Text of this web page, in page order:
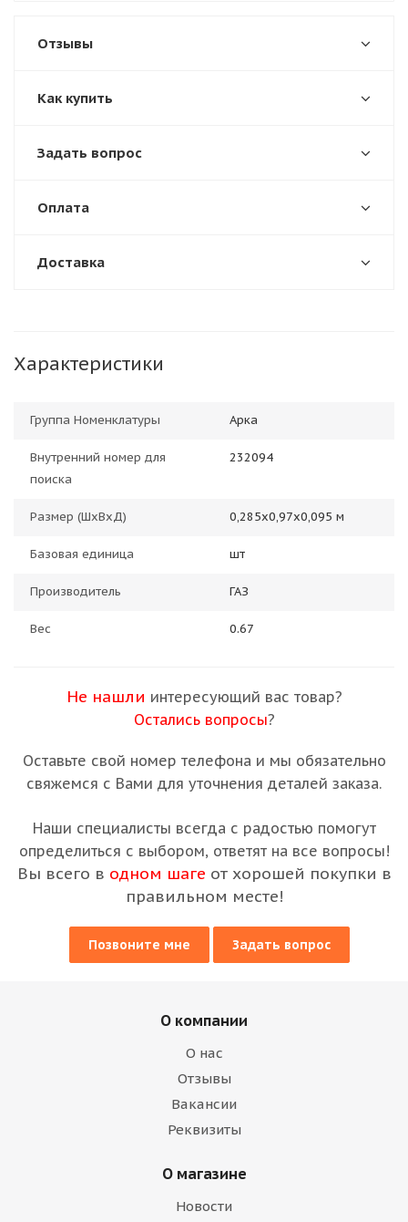
Отзывы
Как купить
Задать вопрос
Оплата
Доставка
Характеристики
Группа Номенклатуры Арка
Внутренний номер для
поиска
232094
Размер (ШхВхД) 0,285х0,97х0,095 м
Базовая единица шт
Производитель ГАЗ
Вес 0.67
Не нашли интересующий вас товар?
Остались вопросы?
Оставьте свой номер телефона и мы обязательно
свяжемся с Вами для уточнения деталей заказа.
Наши специалисты всегда с радостью помогут
определиться с выбором, ответят на все вопросы!
Вы всего в одном шаге от хорошей покупки в
правильном месте!
Позвоните мне Задать вопрос
О компании
О нас
Отзывы
Вакансии
Реквизиты
О магазине
Новости